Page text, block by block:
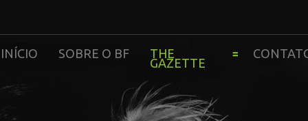
INÍCIO SOBRE O BF THE
GAZETTE